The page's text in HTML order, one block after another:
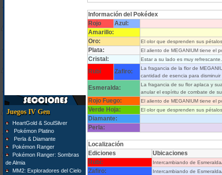
Juegos IV Gen
HeartGold & SoulSilver
Pokémon Platino
Perla & Diamante
Pokémon Ranger
Pokémon Ranger: Sombras
de Almia
MM2: Exploradores del Cielo
Información del Pokédex
Rojo
Azul:
Amarillo:
Oro:
El olor que desprenden sus
Plata: El aliento de MEGANIUM tiene el
Cristal: Estar a su lado es muy
Rubí Zafiro:
La fragancia de la flor de
cantidad de esencia para
Esmeralda:
La fragancia de su flor aplaca y
anular el espíritu de combate de
Rojo Fuego: El aliento de MEGANIUM tiene el
Verde Hoja: El olor que desprenden sus
Diamante:
Perla:
Localización
Ediciones
Ubicaciones
Rubí:
Intercambiando de
Zafiro: Intercambiando de